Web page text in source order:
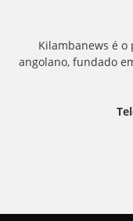
Kilambanews é
angolano, fundado